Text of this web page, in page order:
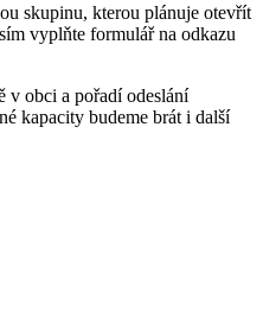
skupinu, kterou plánuje otevřít
vyplňte formulář na odkazu
obci a pořadí odeslání
kapacity budeme brát i další